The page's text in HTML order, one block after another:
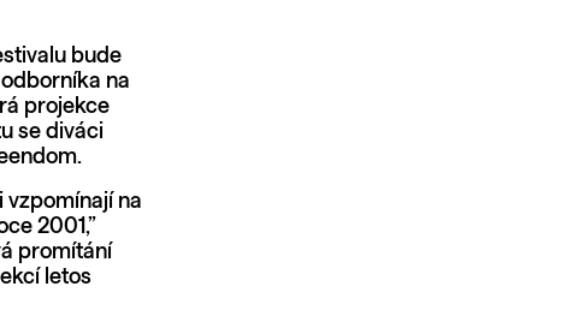
bude
na
projekce
se diváci
vzpomínají na
2001,”
promítání
letos